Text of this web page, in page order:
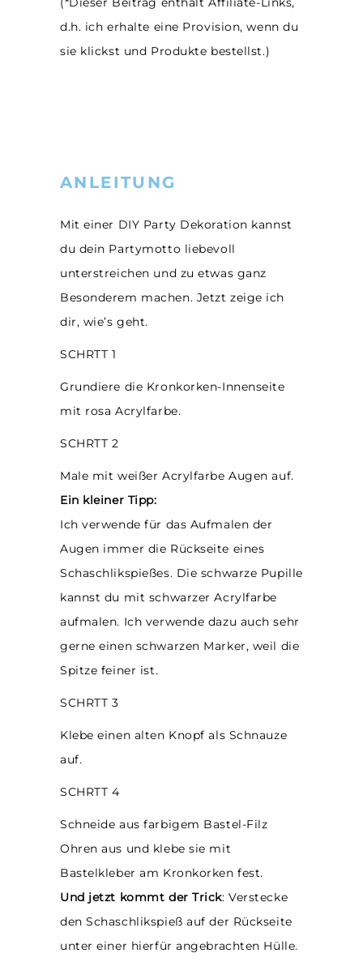
d.h. ich erhalte eine Provision, wenn du
sie klickst und Produkte bestellst.)
ANLEITUNG
Mit einer DIY Party Dekoration kannst
du dein Partymotto liebevoll
unterstreichen und zu etwas ganz
Besonderem machen. Jetzt zeige ich
dir, wie’s geht.
SCHRTT 1
Grundiere die Kronkorken-Innenseite
mit rosa Acrylfarbe.
SCHRTT 2
Male mit weißer Acrylfarbe Augen auf.
Ein kleiner Tipp:
Ich verwende für das Aufmalen der
Augen immer die Rückseite eines
Schaschlikspießes. Die schwarze Pupille
kannst du mit schwarzer Acrylfarbe
aufmalen. Ich verwende dazu auch sehr
gerne einen schwarzen Marker, weil die
Spitze feiner ist.
SCHRTT 3
Klebe einen alten Knopf als Schnauze
auf.
SCHRTT 4
Schneide aus farbigem Bastel-Filz
Ohren aus und klebe sie mit
Bastelkleber am Kronkorken fest.
Und jetzt kommt der Trick:Verstecke
den Schaschlikspieß auf der Rückseite
unter einer hierfür angebrachten Hülle.